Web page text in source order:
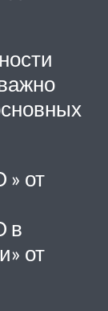
» от
в
от